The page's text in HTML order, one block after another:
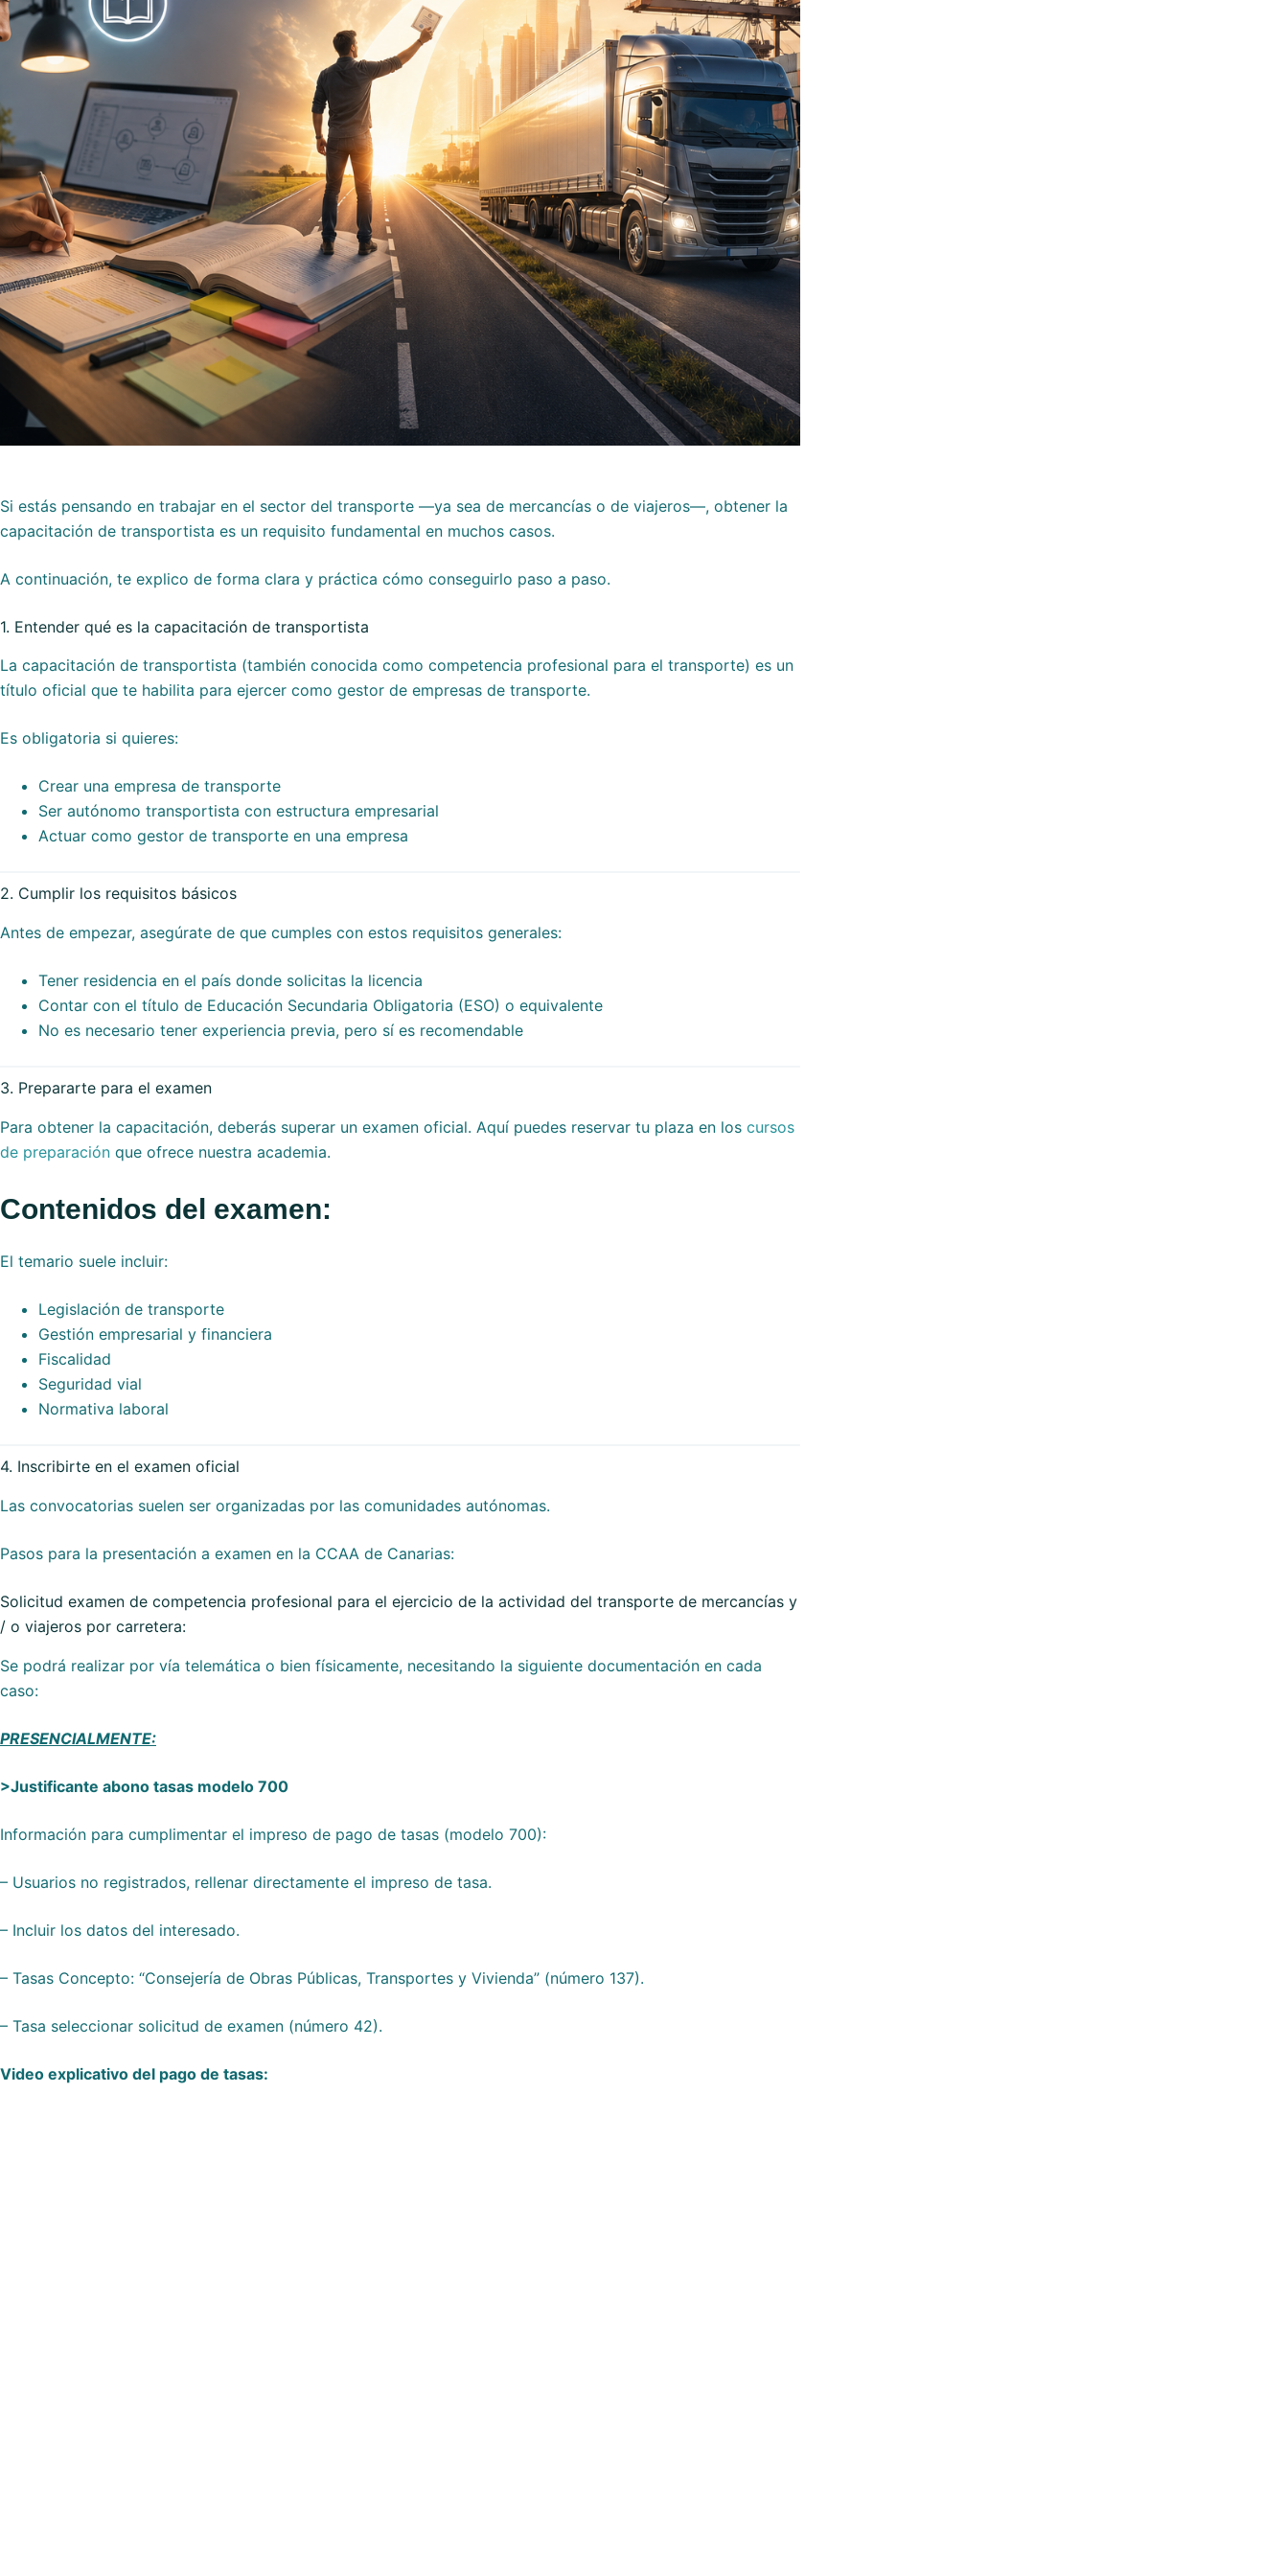
Si estás pensando en trabajar en el sector del transporte —ya sea de mercancías o de viajeros—, obtener la
capacitación de transportista es un requisito fundamental en muchos casos.
A continuación, te explico de forma clara y práctica cómo conseguirlo paso a paso.
1. Entender qué es la capacitación de transportista
La capacitación de transportista (también conocida como competencia profesional para el transporte) es un
título oficial que te habilita para ejercer como gestor de empresas de transporte.
Es obligatoria si quieres:
Crear una empresa de transporte
Ser autónomo transportista con estructura empresarial
Actuar como gestor de transporte en una empresa
2. Cumplir los requisitos básicos
Antes de empezar, asegúrate de que cumples con estos requisitos generales:
Tener residencia en el país donde solicitas la licencia
Contar con el título de Educación Secundaria Obligatoria (ESO) o equivalente
No es necesario tener experiencia previa, pero sí es recomendable
3. Prepararte para el examen
Para obtener la capacitación, deberás superar un examen oficial. Aquí puedes reservar tu plaza en los cursos
de preparación que ofrece nuestra academia.
Contenidos del examen:
El temario suele incluir:
Legislación de transporte
Gestión empresarial y financiera
Fiscalidad
Seguridad vial
Normativa laboral
4. Inscribirte en el examen oficial
Las convocatorias suelen ser organizadas por las comunidades autónomas.
Pasos para la presentación a examen en la CCAA de Canarias:
Solicitud examen de competencia profesional para el ejercicio de la actividad del transporte de mercancías y
/ o viajeros por carretera:
Se podrá realizar por vía telemática o bien físicamente, necesitando la siguiente documentación en cada
caso:
PRESENCIALMENTE:
>Justificante abono tasas modelo 700
Información para cumplimentar el impreso de pago de tasas (modelo 700):
– Usuarios no registrados, rellenar directamente el impreso de tasa.
– Incluir los datos del interesado.
– Tasas Concepto: “Consejería de Obras Públicas, Transportes y Vivienda” (número 137).
– Tasa seleccionar solicitud de examen (número 42).
Video explicativo del pago de tasas: